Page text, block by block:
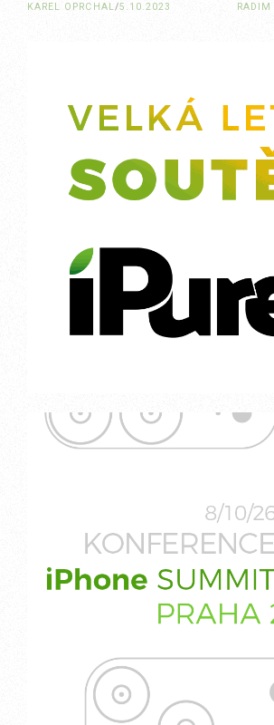
KAREL OPRCHAL/5.10.2023